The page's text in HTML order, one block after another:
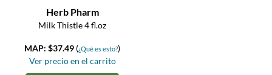
Herb Pharm
Milk Thistle 4 fl.oz
MAP: $37.49 (¿Qué es esto?)
Ver precio en el carrito